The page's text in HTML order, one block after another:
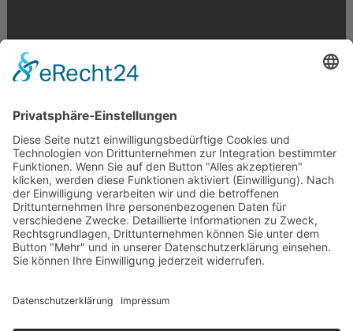
Krahnstr. 17/18 | 49074 Osnabrück
Telefon: 0541 29746 | E-Mail:info@optikmeyer.de
Impressum|Datenschutz|Cookie-Einstellungen